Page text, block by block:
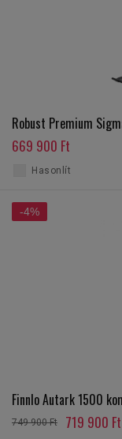
Robust Premium
669 900 Ft
Hasonlít
-4%
Finnlo Autark 1500
749 900 Ft 719 900 Ft